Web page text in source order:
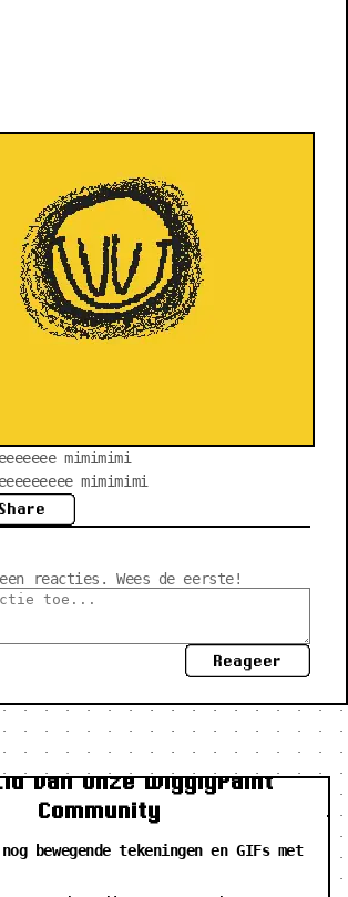
mimimimi
mimimimi
Share
reacties. Wees de eerste!
Reageer
van Onze WigglyPaint
Community
nog bewegende tekeningen en GIFs met